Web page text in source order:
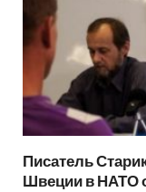
Писатель
Швеции в НАТО